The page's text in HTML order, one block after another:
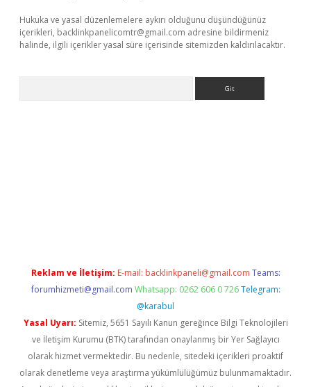
Hukuka ve yasal düzenlemelere aykırı olduğunu düşündüğünüz
içerikleri, backlinkpanelicomtr@gmail.com adresine bildirmeniz
halinde, ilgili içerikler yasal süre içerisinde sitemizden kaldırılacaktır.
Reklam ve İletişim: E-mail: backlinkpaneli@gmail.com Teams:
forumhizmeti@gmail.com Whatsapp: 0262 606 0 726 Telegram:
@karabul
Yasal Uyarı: Sitemiz, 5651 Sayılı Kanun gereğince Bilgi Teknolojileri
ve İletişim Kurumu (BTK) tarafından onaylanmış bir Yer Sağlayıcı
olarak hizmet vermektedir. Bu nedenle, sitedeki içerikleri proaktif
olarak denetleme veya araştırma yükümlülüğümüz bulunmamaktadır.